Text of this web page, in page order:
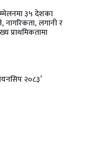
३५ देशका
नागरिकता, लगानी र
प्राथमिकतामा
२०८३’